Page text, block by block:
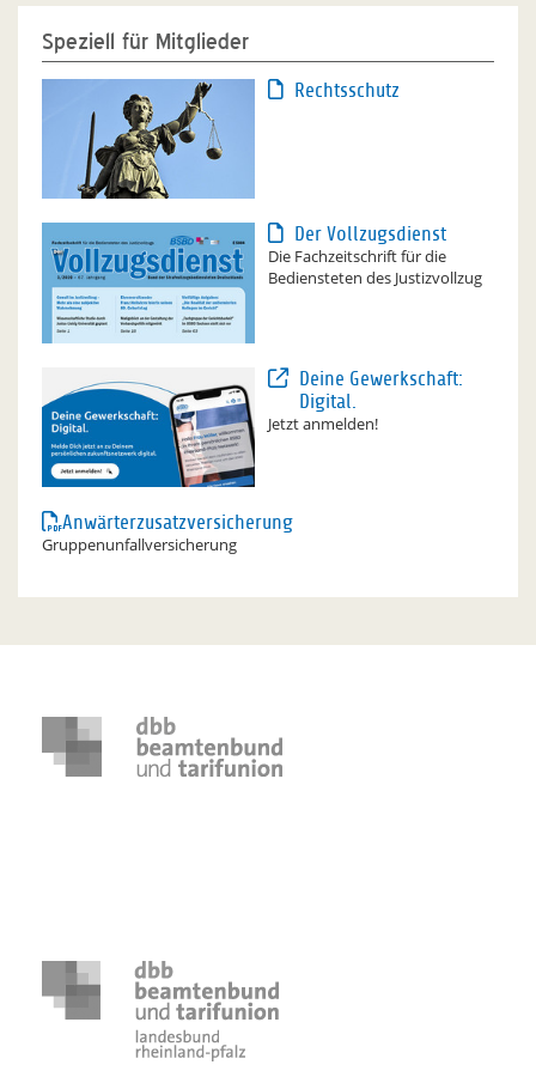
Speziell für Mitglieder
Rechtsschutz
Der Vollzugsdienst
Die Fachzeitschrift für die
Bediensteten des Justizvollzug
Deine Gewerkschaft:
Digital.
Jetzt anmelden!
Anwärterzusatzversicherung
Gruppenunfallversicherung